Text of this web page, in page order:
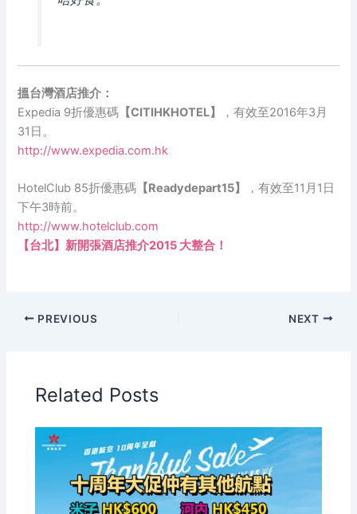
搵台灣酒店推介：
Expedia 9折優惠碼 【CITIHKHOTEL】
，有效至2016年3月
31日。
http://www.expedia.com.hk
HotelClub 85折優惠碼 【Readydepart15】
，有效至11月1日
下午3時前。
http://www.hotelclub.com
【台北】新開張酒店推介2015 大整合！
PREVIOUS NEXT
Related Posts